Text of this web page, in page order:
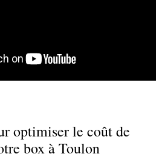
optimiser le coût de
box à Toulon